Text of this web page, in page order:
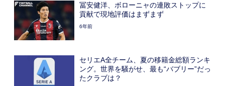
冨安健洋、ボローニャの連敗ストップに
貢献で現地評価はまずまず
6年前
セリエA全チーム、夏の移籍金総額ランキ
ング。世界を騒がせ、最も“バブリー”だっ
たクラブは？